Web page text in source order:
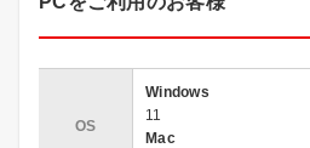
OS
Windows
11
Mac